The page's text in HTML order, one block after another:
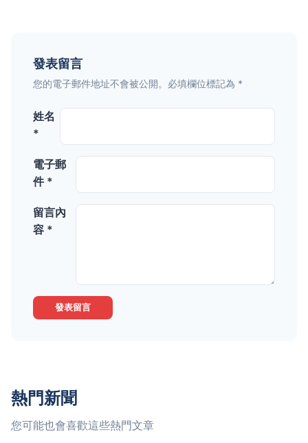
發表留言
您的電子郵件地址不會被公開。必填欄位標記為 *
姓名
*
電子郵
件 *
留言內
容 *
發表留言
熱門新聞
您可能也會喜歡這些熱門文章